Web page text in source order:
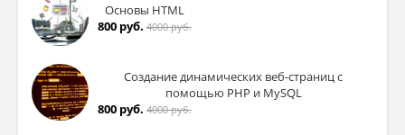
Основы HTML
800 руб. 4000 руб.
Создание динамических веб-страниц с
помощью PHP и MySQL
800 руб. 4000 руб.